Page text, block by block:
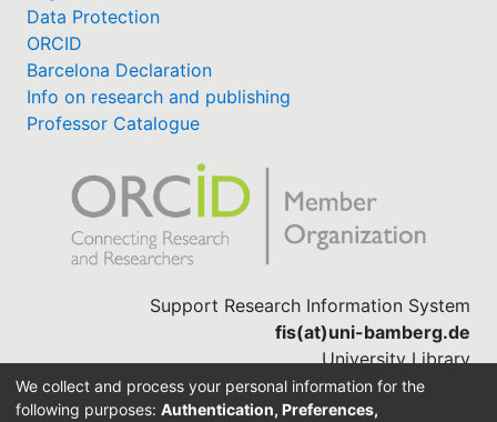
Data Protection
ORCID
Barcelona Declaration
Info on research and publishing
Professor Catalogue
Support Research Information System
fis(at)uni-bamberg.de
University Library
(0951) 863-1568
We collect and process your personal information for the
following purposes: Authentication, Preferences,